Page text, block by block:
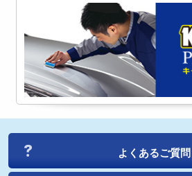
よくあるご質問